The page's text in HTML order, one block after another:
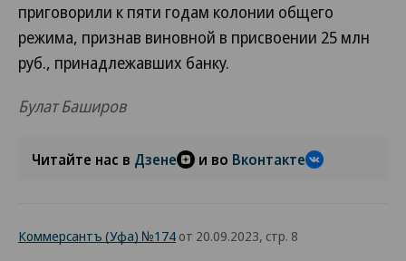
приговорили к пяти годам колонии общего
режима, признав виновной в присвоении 25 млн
руб., принадлежавших банку.
Булат Баширов
Читайте нас в Дзене и во Вконтакте
Коммерсантъ (Уфа) №174 от 20.09.2023, стр. 8